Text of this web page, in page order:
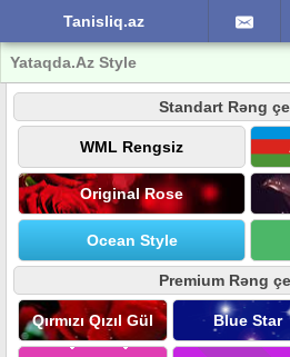
Tanisliq.az
Yataqda.Az Style
Standart Rəng
WML Rengsiz
Original Rose
Ocean Style
Premium Rəng
Qırmızı Qızıl Gül Blue Star